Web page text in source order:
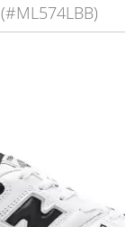
(#ML574LBB)